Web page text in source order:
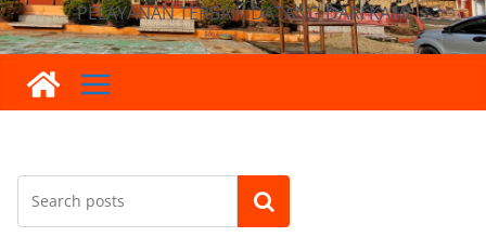
PELAYANAN TERBAIK DATANG DARI KAMI
Cari